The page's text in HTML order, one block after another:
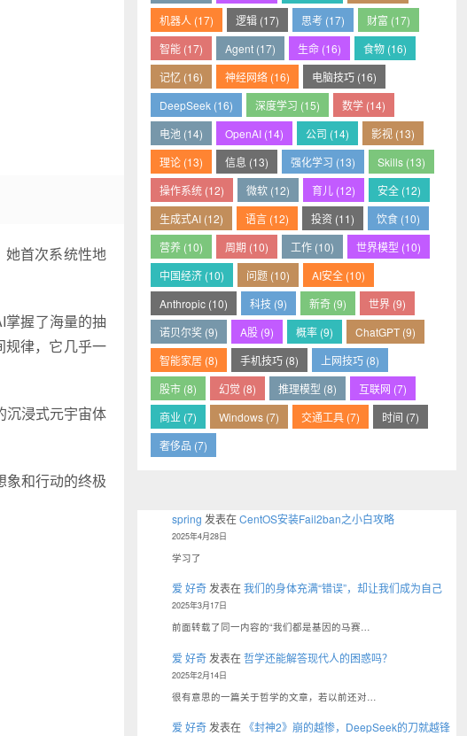
她首次系统性地
掌握了海量的抽
规律，它几乎一
沉浸式元宇宙体
象和行动的终极
机器人 (17)
逻辑 (17) 思考 (17)
财富 (17)
智能 (17)
Agent (17) 生命 (16)
食物 (16)
记忆 (16)
神经网络 (16)
电脑技巧 (16)
DeepSeek (16)
深度学习 (15)
数学 (14)
电池 (14)
OpenAI (14) 公司 (14)
影视 (13)
理论 (13)
信息 (13) 强化学习 (13)
Skills (13)
操作系统 (12)
微软 (12) 育儿 (12)
安全 (12)
生成式AI (12)
语言 (12) 投资 (11)
饮食 (10)
营养 (10)
周期 (10) 工作 (10)
世界模型 (10)
中国经济 (10)
问题 (10)
AI安全 (10)
Anthropic (10)
科技 (9) 新奇 (9)
世界 (9)
诺贝尔奖 (9)
A股 (9) 概率 (9)
ChatGPT (9)
智能家居 (8)
手机技巧 (8)
上网技巧 (8)
股市 (8)
幻觉 (8) 推理模型 (8)
互联网 (7)
商业 (7)
Windows (7) 交通工具 (7)
时间 (7)
奢侈品 (7)
spring 发表在CentOS安装Fail2ban之小白攻略
2025年4月28日
学习了
爱 好奇发表在我们的身体充满“错误”，却让我们成为自己
2025年3月17日
前面转载了同一内容的“我们都是基因的马赛…
爱 好奇 发表在哲学还能解答现代人的困惑吗？
2025年2月14日
很有意思的一篇关于哲学的文章，若以前还对…
爱 好奇 发表在 《封神2》崩的越惨，DeepSeek的刀就越锋